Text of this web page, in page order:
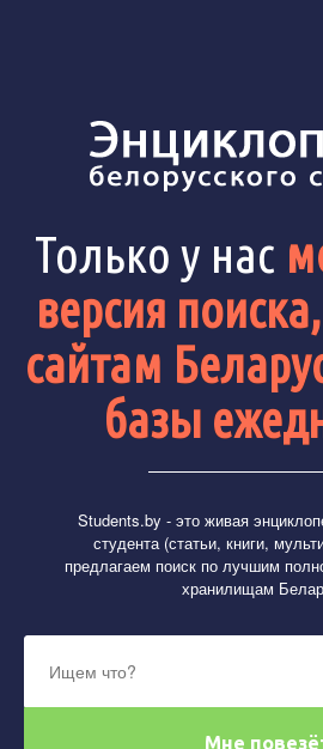
Только у нас
версия
сайтам
базы
Students.by - это живая
студента (статьи, книги,
предлагаем поиск по лучшим
хранилищам